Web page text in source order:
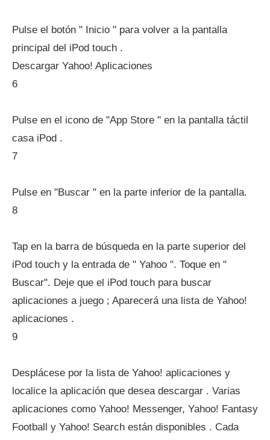
Pulse el botón " Inicio " para volver a la pantalla
principal del iPod touch .
Descargar Yahoo! Aplicaciones
6
Pulse en el icono de "App Store " en la pantalla táctil
casa iPod .
7
Pulse en "Buscar " en la parte inferior de la pantalla.
8
Tap en la barra de búsqueda en la parte superior del
iPod touch y la entrada de " Yahoo ". Toque en "
Buscar". Deje que el iPod touch para buscar
aplicaciones a juego ; Aparecerá una lista de Yahoo!
aplicaciones .
9
Desplácese por la lista de Yahoo! aplicaciones y
localice la aplicación que desea descargar . Varias
aplicaciones como Yahoo! Messenger, Yahoo! Fantasy
Football y Yahoo! Search están disponibles . Cada